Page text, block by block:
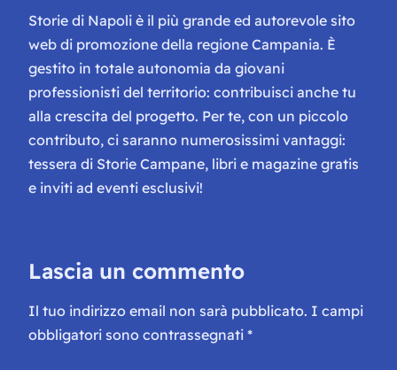
Storie di Napoli è il più grande ed autorevole sito
web di promozione della regione Campania. È
gestito in totale autonomia da giovani
professionisti del territorio: contribuisci anche tu
alla crescita del progetto. Per te, con un piccolo
contributo, ci saranno numerosissimi vantaggi:
tessera di Storie Campane, libri e magazine gratis
e inviti ad eventi esclusivi!
Lascia un commento
Il tuo indirizzo email non sarà pubblicato. I campi
obbligatori sono contrassegnati *